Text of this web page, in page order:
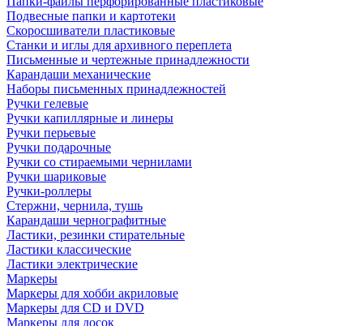
Подвесные папки и картотеки
Скоросшиватели пластиковые
Станки и иглы для архивного переплета
Письменные и чертежные принадлежности
Карандаши механические
Наборы письменных принадлежностей
Ручки гелевые
Ручки капиллярные и линеры
Ручки перьевые
Ручки подарочные
Ручки со стираемыми чернилами
Ручки шариковые
Ручки-роллеры
Стержни, чернила, тушь
Карандаши чернографитные
Ластики, резинки стирательные
Ластики классические
Ластики электрические
Маркеры
Маркеры для хобби акриловые
Маркеры для CD и DVD
Маркеры для досок